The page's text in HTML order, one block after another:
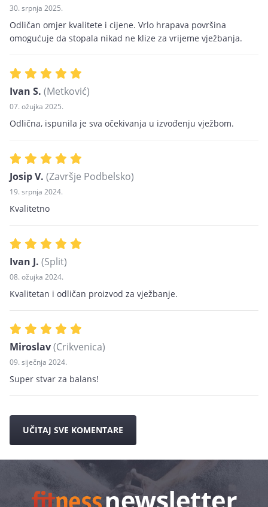
30. srpnja 2025.
Odličan omjer kvalitete i cijene. Vrlo hrapava površina
omogućuje da stopala nikad ne klize za vrijeme vježbanja.
Ivan S. (Metković)
07. ožujka 2025.
Odlična, ispunila je sva očekivanja u izvođenju vježbom.
Josip V. (Završje Podbelsko)
19. srpnja 2024.
Kvalitetno
Ivan J. (Split)
08. ožujka 2024.
Kvalitetan i odličan proizvod za vježbanje.
Miroslav(Crikvenica)
09. siječnja 2024.
Super stvar za balans!
UČITAJ SVE KOMENTARE